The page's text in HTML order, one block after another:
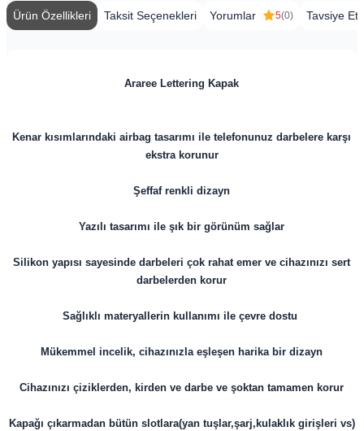
Ürün Özellikleri Taksit Seçenekleri Yorumlar 5(0) Tavsiye Et
Araree Lettering Kapak
Kenar kısımlarındaki airbag tasarımı ile telefonunuz darbelere karşı
ekstra korunur
Şeffaf renkli dizayn
Yazılı tasarımı ile şık bir görünüm sağlar
Silikon yapısı sayesinde darbeleri çok rahat emer ve cihazınızı sert
darbelerden korur
Sağlıklı materyallerin kullanımı ile çevre dostu
Mükemmel incelik, cihazınızla eşleşen harika bir dizayn
Cihazınızı çiziklerden, kirden ve darbe ve şoktan tamamen korur
Kapağı çıkarmadan bütün slotlara(yan tuşlar,şarj,kulaklık girişleri vs)